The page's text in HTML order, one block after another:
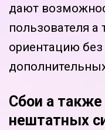
дают
пользователя
ориентацию
Сбои а также
нештатных